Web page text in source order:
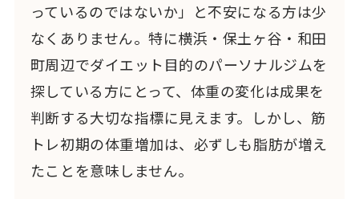
っているのではないか」と不安になる方は少
なくありません。特に横浜・保土ヶ谷・和田
町周辺でダイエット目的のパーソナルジムを
探している方にとって、体重の変化は成果を
判断する大切な指標に見えます。しかし、筋
トレ初期の体重増加は、必ずしも脂肪が増え
たことを意味しません。